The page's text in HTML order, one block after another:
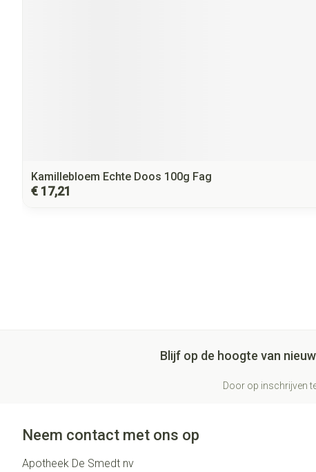
Kamillebloem Echte Doos 100g Fag
€ 17,21
Blijf op de hoogte van
Door op inschrijven
Neem contact met ons op
Apotheek De Smedt nv